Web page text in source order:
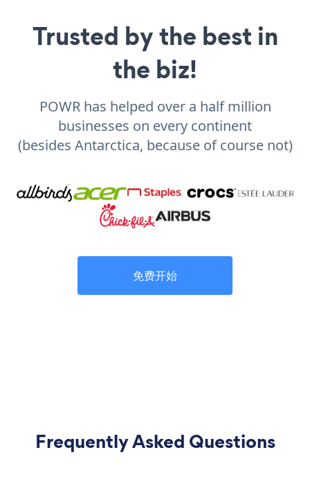
Trusted by the best in
the biz!
POWR has helped over a half million
businesses on every continent
(besides Antarctica, because of course not)
免费开始
Frequently Asked Questions